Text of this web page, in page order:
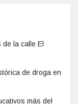
la calle El
de droga en
más del